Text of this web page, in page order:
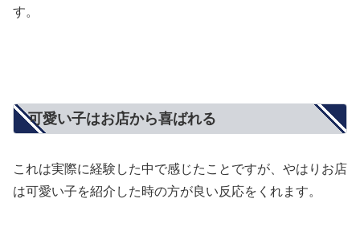
す。
可愛い子はお店から喜ばれる
これは実際に経験した中で感じたことですが、やはりお店
は可愛い子を紹介した時の方が良い反応をくれます。